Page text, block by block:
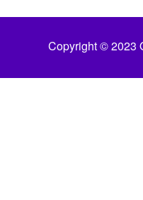
Copyright © 2023